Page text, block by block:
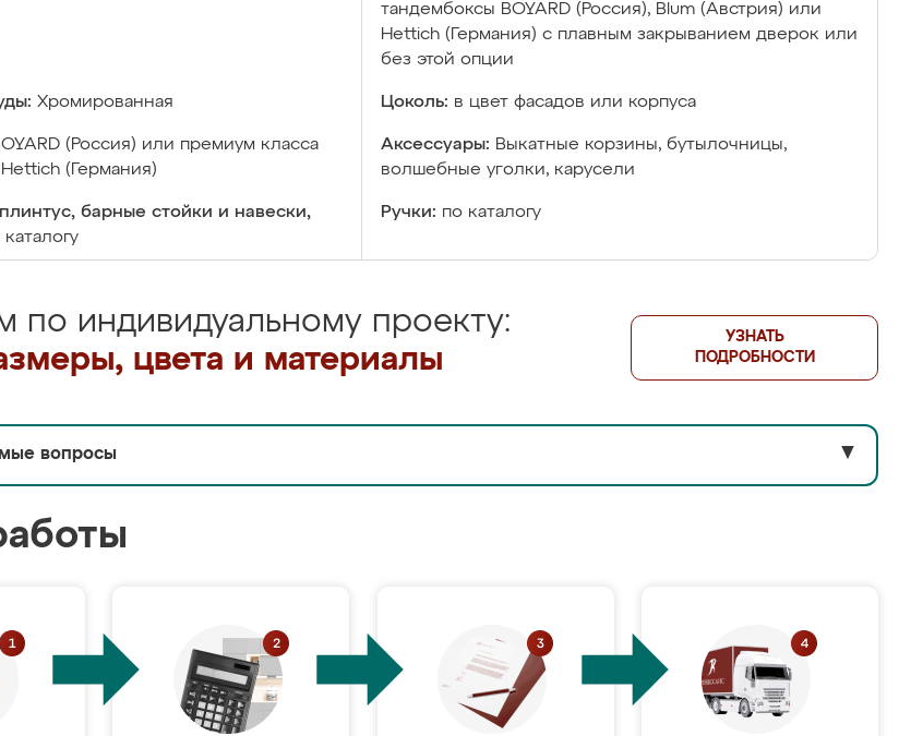
тандембоксы BOYARD (Россия), Blum (Австрия) или
Hettich (Германия) с плавным закрыванием дверок или
без этой опции
Хромированная Цоколь: в цвет фасадов или корпуса
(Россия) или премиум класса
(Германия)
Аксессуары: Выкатные корзины, бутылочницы,
волшебные уголки, карусели
барные стойки и навески,
каталогу
Ручки: по каталогу
по индивидуальному проекту:
цвета и материалы
УЗНАТЬ
ПОДРОБНОСТИ
вопросы ▼